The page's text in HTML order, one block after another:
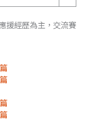
援經歷為主，交流賽